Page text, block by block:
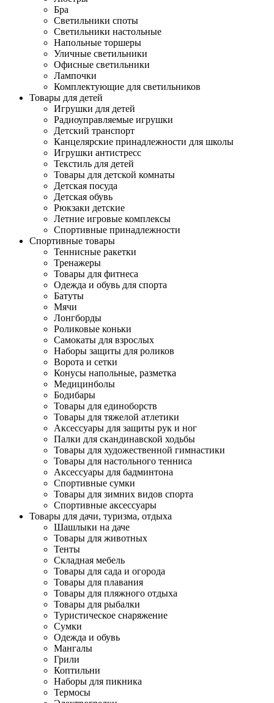
Бра
Светильники споты
Светильники настольные
Напольные торшеры
Уличные светильники
Офисные светильники
Лампочки
Комплектующие для светильников
Товары для детей
Игрушки для детей
Радиоуправляемые игрушки
Детский транспорт
Канцелярские принадлежности для школы
Игрушки антистресс
Текстиль для детей
Товары для детской комнаты
Детская посуда
Детская обувь
Рюкзаки детские
Летние игровые комплексы
Спортивные принадлежности
Спортивные товары
Теннисные ракетки
Тренажеры
Товары для фитнеса
Одежда и обувь для спорта
Батуты
Мячи
Лонгборды
Роликовые коньки
Самокаты для взрослых
Наборы защиты для роликов
Ворота и сетки
Конусы напольные, разметка
Медицинболы
Бодибары
Товары для единоборств
Товары для тяжелой атлетики
Аксессуары для защиты рук и ног
Палки для скандинавской ходьбы
Товары для художественной гимнастики
Товары для настольного тенниса
Аксессуары для бадминтона
Спортивные сумки
Товары для зимних видов спорта
Спортивные аксессуары
Товары для дачи, туризма, отдыха
Шашлыки на даче
Товары для животных
Тенты
Складная мебель
Товары для сада и огорода
Товары для плавания
Товары для пляжного отдыха
Товары для рыбалки
Туристическое снаряжение
Сумки
Одежда и обувь
Мангалы
Грили
Коптильни
Наборы для пикника
Термосы